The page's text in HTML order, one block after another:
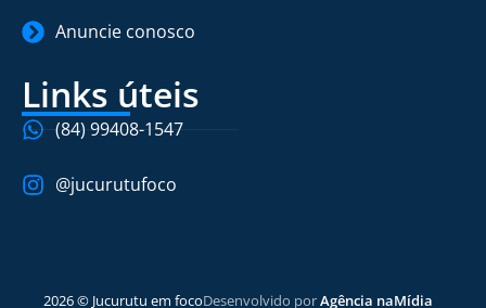
Anuncie conosco
Links úteis
(84) 99408-1547
@jucurutufoco
2026 © Jucurutu em focoDesenvolvido porAgência naMídia